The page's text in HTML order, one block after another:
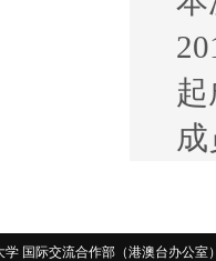
学 国际交流合作部（港澳台办